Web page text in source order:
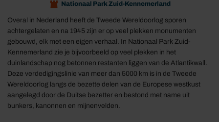
Nationaal Park Zuid-Kennemerland
Overal in Nederland heeft de Tweede Wereldoorlog sporen
achtergelaten en na 1945 zijn er op veel plekken monumenten
gebouwd, elk met een eigen verhaal. In Nationaal Park Zuid-
Kennemerland zie je bijvoorbeeld op veel plekken in het
duinlandschap nog betonnen restanten liggen van de Atlantikwall.
Deze verdedigingslinie van meer dan 5000 km is in de Tweede
Wereldoorlog langs de bezette delen van de Europese westkust
aangelegd door de Duitse bezetter en bestond met name uit
bunkers, kanonnen en mijnenvelden.